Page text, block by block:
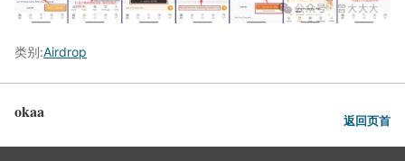
类别:Airdrop
okaa 返回页首